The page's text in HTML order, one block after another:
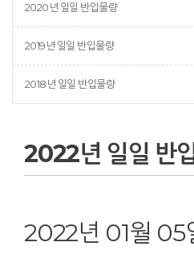
2020년 일일 반입물량
2019년 일일 반입물량
2018년 일일 반입물량
2022년 일일 반
2022년 01월 05